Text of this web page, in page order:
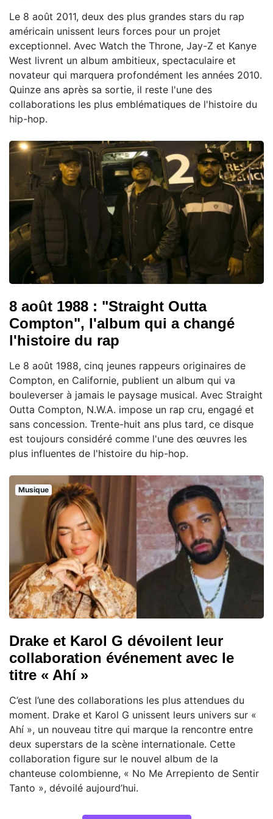
Le 8 août 2011, deux des plus grandes stars du rap
américain unissent leurs forces pour un projet
exceptionnel. Avec Watch the Throne, Jay-Z et Kanye
West livrent un album ambitieux, spectaculaire et
novateur qui marquera profondément les années 2010.
Quinze ans après sa sortie, il reste l'une des
collaborations les plus emblématiques de l'histoire du
hip-hop.
8 août 1988 : "Straight Outta
Compton", l'album qui a changé
l'histoire du rap
Le 8 août 1988, cinq jeunes rappeurs originaires de
Compton, en Californie, publient un album qui va
bouleverser à jamais le paysage musical. Avec Straight
Outta Compton, N.W.A. impose un rap cru, engagé et
sans concession. Trente-huit ans plus tard, ce disque
est toujours considéré comme l'une des œuvres les
plus influentes de l'histoire du hip-hop.
Musique
Drake et Karol G dévoilent leur
collaboration événement avec le
titre « Ahí »
C’est l’une des collaborations les plus attendues du
moment. Drake et Karol G unissent leurs univers sur «
Ahí », un nouveau titre qui marque la rencontre entre
deux superstars de la scène internationale. Cette
collaboration figure sur le nouvel album de la
chanteuse colombienne, « No Me Arrepiento de Sentir
Tanto », dévoilé aujourd’hui.